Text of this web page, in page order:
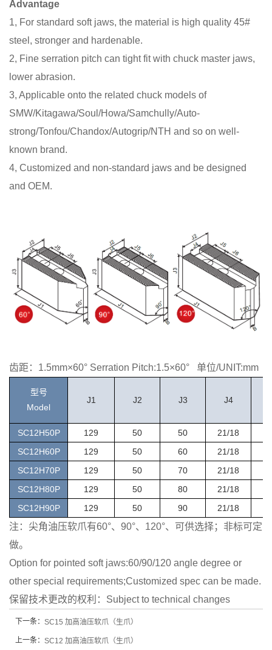
Advantage
1, For standard soft jaws, the material is high quality 45#
steel, stronger and hardenable.
2, Fine serration pitch can tight fit with chuck master jaws,
lower abrasion.
3, Applicable onto the related chuck models of
SMW/Kitagawa/Soul/Howa/Samchully/Auto-
strong/Tonfou/Chandox/Autogrip/NTH and so on well-
known brand.
4, Customized and non-standard jaws and be designed
and OEM.
齿距： 1.5mm×60° Serration Pitch:1.5×60° 单位/UNIT:mm
型号
Model
J1 J2 J3 J4
SC12H50P 129 50 50 21/18
SC12H60P
129 50 60 21/18
SC12H70P
129 50 70 21/18
SC12H80P
129 50 80 21/18
SC12H90P
129 50 90 21/18
注：尖角油压软爪有60°、 90°、 120°、可供选择；非标可定
做。
Option for pointed soft jaws:60/90/120 angle degree or
other special requirements;Customized spec can be made.
保留技术更改的权利：Subject to technical changes
下一条： SC15 加高油压软爪（生爪）
上一条： SC12 加高油压软爪（生爪）